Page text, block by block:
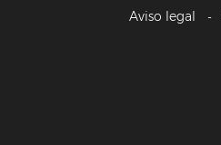
Aviso legal